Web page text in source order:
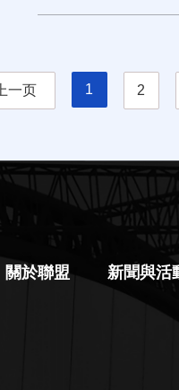
上一页 1 2
關於聯盟 新聞與活